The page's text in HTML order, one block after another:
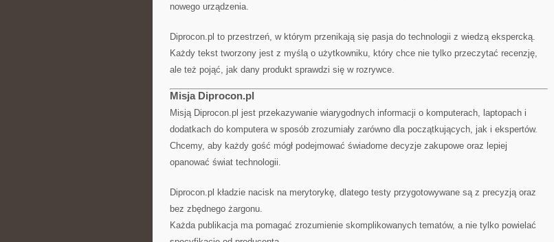
nowego urządzenia.
Diprocon.pl to przestrzeń, w którym przenikają się pasja do technologii z wiedzą ekspercką.
Każdy tekst tworzony jest z myślą o użytkowniku, który chce nie tylko przeczytać recenzję,
ale też pojąć, jak dany produkt sprawdzi się w rozrywce.
Misja Diprocon.pl
Misją Diprocon.pl jest przekazywanie wiarygodnych informacji o komputerach, laptopach i
dodatkach do komputera w sposób zrozumiały zarówno dla początkujących, jak i ekspertów.
Chcemy, aby każdy gość mógł podejmować świadome decyzje zakupowe oraz lepiej
opanować świat technologii.
Diprocon.pl kładzie nacisk na merytorykę, dlatego testy przygotowywane są z precyzją oraz
bez zbędnego żargonu.
Każda publikacja ma pomagać zrozumienie skomplikowanych tematów, a nie tylko powielać